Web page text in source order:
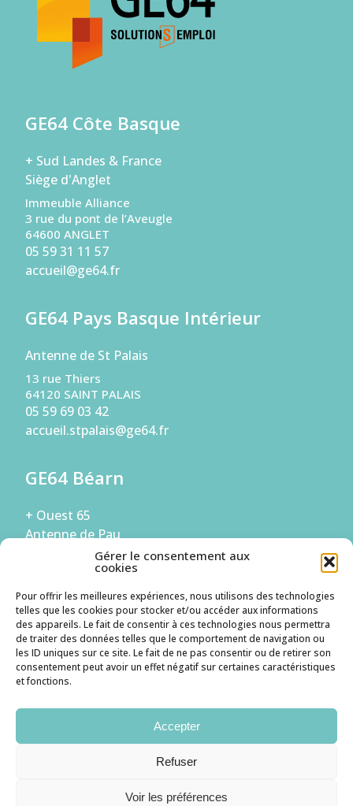
Gérer le consentement aux
cookies
Pour offrir les meilleures expériences, nous utilisons des technologies
telles que les cookies pour stocker et/ou accéder aux informations
des appareils. Le fait de consentir à ces technologies nous permettra
de traiter des données telles que le comportement de navigation ou
les ID uniques sur ce site. Le fait de ne pas consentir ou de retirer son
consentement peut avoir un effet négatif sur certaines caractéristiques
et fonctions.
Accepter
Refuser
Voir les préférences
GE64 Côte Basque
+ Sud Landes & France
Siège d'Anglet
Immeuble Alliance
3 rue du pont de l’Aveugle
64600 ANGLET
05 59 31 11 57
accueil@ge64.fr
GE64 Pays Basque Intérieur
Antenne de St Palais
13 rue Thiers
64120 SAINT PALAIS
05 59 69 03 42
accueil.stpalais@ge64.fr
GE64 Béarn
+ Ouest 65
Antenne de Pau
294 Boulevard de la Paix
05 59 68 56 42
accueil.bearn@ge64.fr
S'inscrire à la Newsletter
Je suis une entreprise
Je suis un candidat